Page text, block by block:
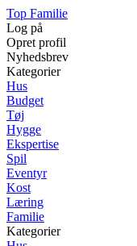
Top Familie
Log på
Opret profil
Nyhedsbrev
Kategorier
Hus
Budget
Tøj
Hygge
Ekspertise
Spil
Eventyr
Kost
Læring
Familie
Kategorier